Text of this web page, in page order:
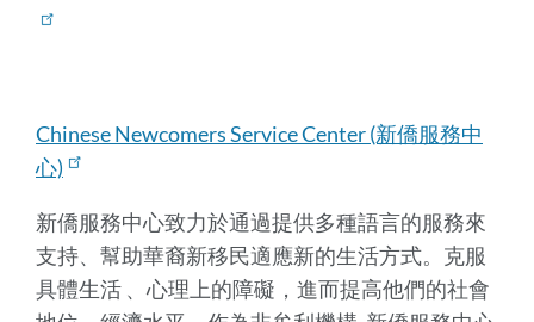
Chinese Newcomers Service Center (新僑服務中
心)
新僑服務中心致力於通過提供多種語言的服務來
支持、幫助華裔新移民適應新的生活方式。克服
具體生活 、心理上的障礙，進而提高他們的社會